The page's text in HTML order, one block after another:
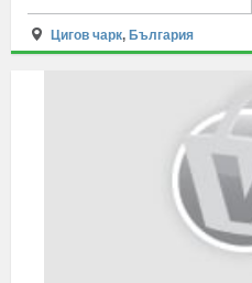
Цигов чарк, България